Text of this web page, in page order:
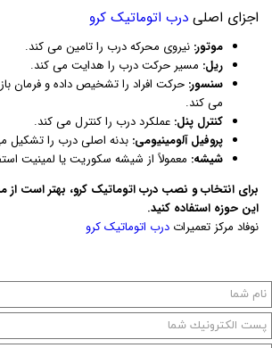
اجزای اصلی درب اتوماتیک کرو
موتور: نیروی محرکه درب را تامین می کند.
ریل: مسیر حرکت درب را هدایت می کند.
سنسور: حرکت افراد را تشخیص داده و فرمان
می کند.
کنترل پنل: عملکرد درب را کنترل می کند.
پروفیل آلومینیومی: بدنه اصلی درب را تشکیل
شیشه: معمولاً از شیشه سکوریت یا لمینیت
برای انتخاب و نصب درب اتوماتیک کرو، بهتر است
این حوزه استفاده کنید.
نوفاد مرکز تعمیرات درب اتوماتیک کرو